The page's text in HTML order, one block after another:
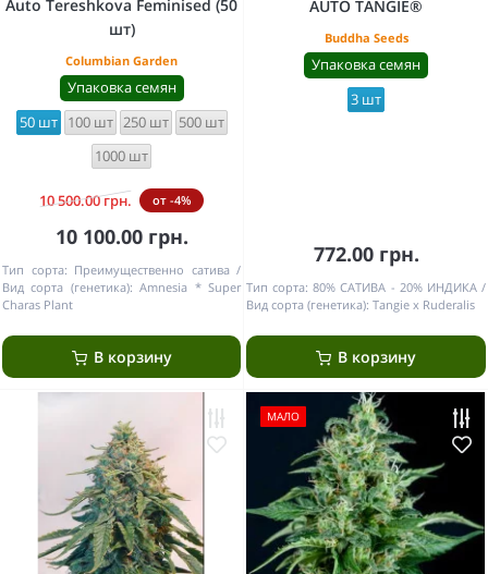
Auto Tereshkova Feminised (50
шт)
Columbian Garden
Упаковка семян
50 шт 100 шт 250 шт 500 шт
1000 шт
10 500.00 грн. от -4%
10 100.00 грн.
Тип сорта: Преимущественно сатива
Вид сорта (генетика): Amnesia * Super
Charas Plant
В корзину
AUTO TANGIE®
Buddha Seeds
Упаковка семян
3 шт
772.00 грн.
Тип сорта: 80% САТИВА - 20% ИНДИКА
Вид сорта (генетика): Tangie x Ruderalis
В корзину
МАЛО